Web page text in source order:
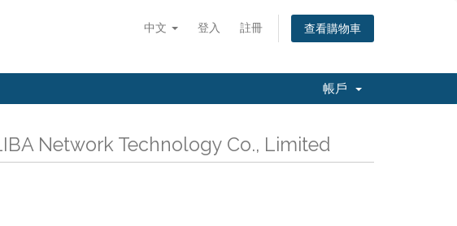
中文 登入 註冊 查看購物車
帳戶
Network Technology Co., Limited